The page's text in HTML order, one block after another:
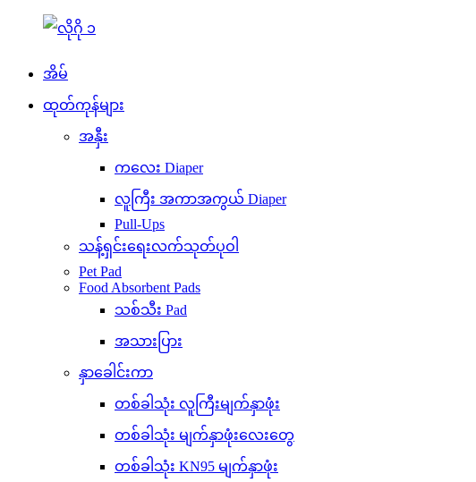
အိမ်
ထုတ်ကုန်များ
အနှီး
ကလေး Diaper
လူကြီး အကာအကွယ် Diaper
Pull-Ups
သန့်ရှင်းရေးလက်သုတ်ပုဝါ
Pet Pad
Food Absorbent Pads
သစ်သီး Pad
အသားပြား
နှာခေါင်းကာ
တစ်ခါသုံး လူကြီးမျက်နှာဖုံး
တစ်ခါသုံး မျက်နှာဖုံးလေးတွေ
တစ်ခါသုံး KN95 မျက်နှာဖုံး